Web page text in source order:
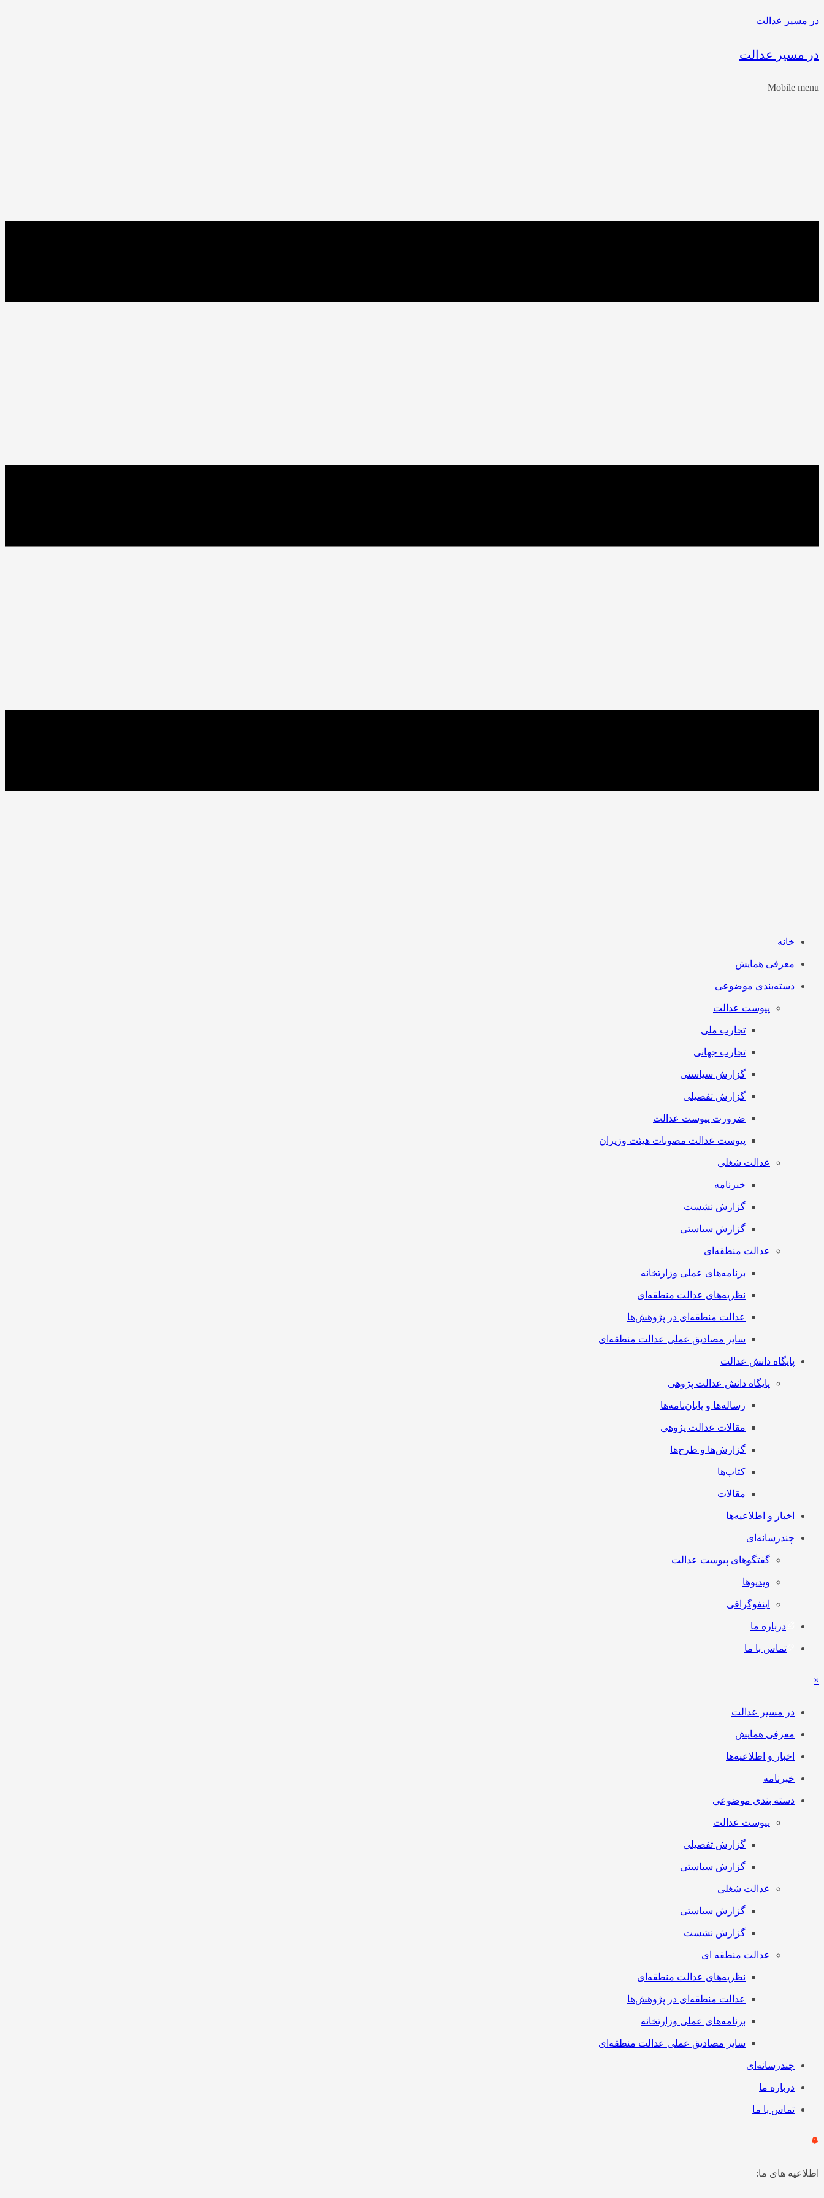
در مسیر عدالت
در مسیر عدالت
Mobile menu
خانه
معرفی همایش
دسته‌بندی موضوعی
پیوست عدالت
تجارب ملی
تجارب جهانی
گزارش سیاستی
گزارش تفصیلی
ضرورت پیوست عدالت
پیوست عدالت مصوبات هیئت وزیران
عدالت شغلی
خبرنامه
گزارش نشست
گزارش سیاستی
عدالت منطقه‌ای
برنامه‌های عملی وزارتخانه
نظریه‌های عدالت منطقه‌ای
عدالت منطقه‌ای در پژوهش‌ها
سایر مصادیق عملی عدالت منطقه‌ای
پایگاه دانش عدالت
پایگاه دانش عدالت پژوهی
رساله‌ها و پایان‌نامه‌ها
مقالات عدالت پژوهی
گزارش‌ها و طرح‌ها
کتاب‌ها
مقالات
اخبار و اطلاعیه‌ها
چندرسانه‌ای
گفتگوهای پیوست عدالت
ویدیوها
اینفوگرافی
درباره ما
تماس با ما
×
در مسیر عدالت
معرفی همایش
اخبار و اطلاعیه‌ها
خبرنامه
دسته بندی موضوعی
پیوست عدالت
گزارش تفصیلی
گزارش سیاستی
عدالت شغلی
گزارش سیاستی
گزارش نشست
عدالت منطقه ای
نظریه‌های عدالت منطقه‌ای
عدالت منطقه‌ای در پژوهش‌ها
برنامه‌های عملی وزارتخانه
سایر مصادیق عملی عدالت منطقه‌ای
چندرسانه‌ای
درباره ما
تماس با ما
اطلاعیه های ما: